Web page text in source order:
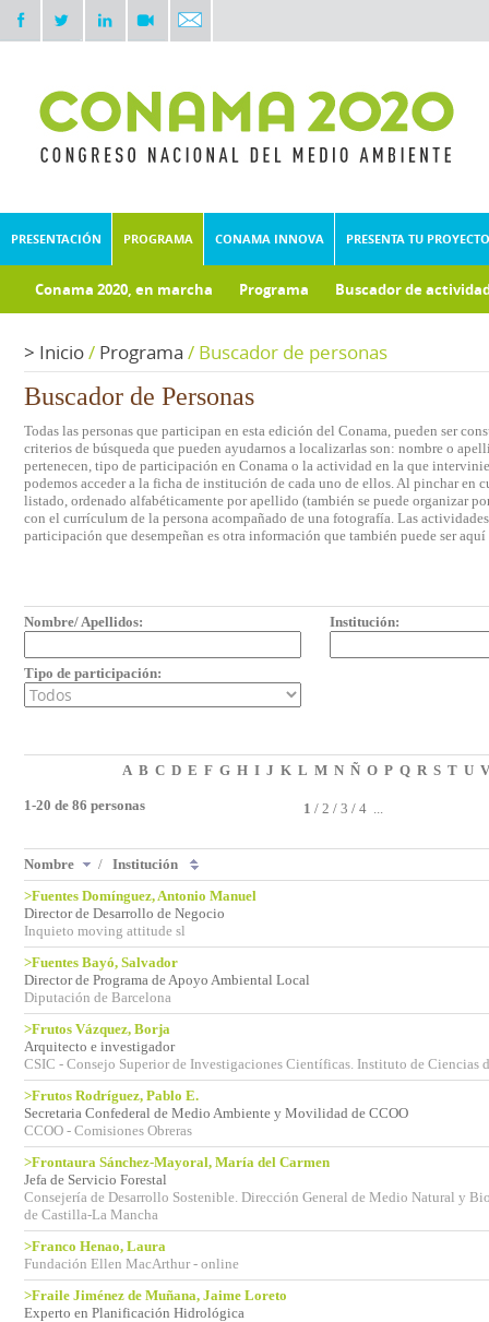
PRESENTACIÓN PROGRAMA CONAMA INNOVA PRESENTA TU PROYECTO
Conama 2020, en marcha Programa Buscador de
> Inicio/ Programa / Buscador de personas
Buscador de Personas
Todas las personas que participan en esta edición del Conama, pueden ser
criterios de búsqueda que pueden ayudarnos a localizarlas son: nombre o
pertenecen, tipo de participación en Conama o la actividad en la que
podemos acceder a la ficha de institución de cada uno de ellos. Al pinchar en
listado, ordenado alfabéticamente por apellido (también se puede organizar
con el currículum de la persona acompañado de una fotografía. Las
participación que desempeñan es otra información que también puede ser
Nombre/ Apellidos: Institución:
Tipo de participación:
A B C D E F G H I J K L M N Ñ O P Q R S T U V
1-20 de 86 personas 1 / 2 / 3 / 4 ...
Nombre / Institución
>Fuentes Domínguez, Antonio Manuel
Director de Desarrollo de Negocio
Inquieto moving attitude sl
>Fuentes Bayó, Salvador
Director de Programa de Apoyo Ambiental Local
Diputación de Barcelona
>Frutos Vázquez, Borja
Arquitecto e investigador
CSIC - Consejo Superior de Investigaciones Científicas. Instituto de Ciencias
>Frutos Rodríguez, Pablo E.
Secretaria Confederal de Medio Ambiente y Movilidad de CCOO
CCOO - Comisiones Obreras
>Frontaura Sánchez-Mayoral, María del Carmen
Jefa de Servicio Forestal
Consejería de Desarrollo Sostenible. Dirección General de Medio Natural y
de Castilla-La Mancha
>Franco Henao, Laura
Fundación Ellen MacArthur - online
>Fraile Jiménez de Muñana, Jaime Loreto
Experto en Planificación Hidrológica